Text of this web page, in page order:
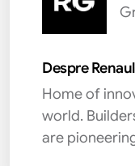
Despre
Home of
world.
are